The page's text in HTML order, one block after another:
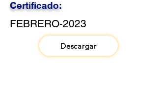
Certificado:
FEBRERO-2023
Descargar